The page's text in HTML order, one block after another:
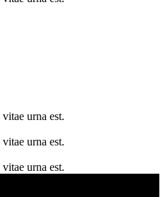
urna est.
urna est.
urna est.